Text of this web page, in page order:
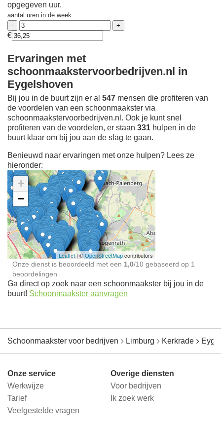
opgegeven uur.
aantal uren in de week
€
Ervaringen met
schoonmaakstervoorbedrijven.nl in
Eygelshoven
Bij jou in de buurt zijn er al 547 mensen die profiteren van
de voordelen van een schoonmaakster via
schoonmaakstervoorbedrijven.nl. Ook je kunt snel
profiteren van de voordelen, er staan 331 hulpen in de
buurt klaar om bij jou aan de slag te gaan.
Benieuwd naar ervaringen met onze hulpen? Lees ze
hieronder:
Ontdek meer ervaringen
Schoonmaakster bij
jou in de buurt
+
−
Leaflet| ©OpenStreetMapcontributors
Onze dienst is beoordeeld met een 1,0/10 gebaseerd op 1
beoordelingen
Ga direct op zoek naar een schoonmaakster bij jou in de
buurt! Schoonmaakster aanvragen
Schoonmaakster voor bedrijven Limburg Kerkrade
Onze service
Werkwijze
Tarief
Veelgestelde vragen
Overige diensten
Voor bedrijven
Ik zoek werk